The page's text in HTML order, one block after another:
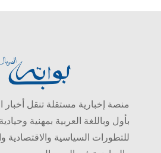
منصة إخبارية مستقلة تنقل أخبار
بأول وباللغة العربية بمهنية
للتطورات السياسية والاقتصادية